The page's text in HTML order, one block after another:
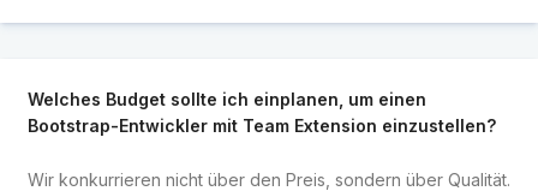
Welches Budget sollte ich einplanen, um einen
Bootstrap-Entwickler mit Team Extension einzustellen?
Wir konkurrieren nicht über den Preis, sondern über Qualität.